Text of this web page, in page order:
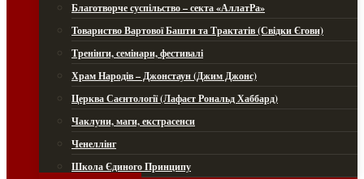
Благотворче суспільство – секта «АллатРа»
Товариство Вартової Башти та Трактатів (Свідки Єгови)
Тренінги, семінари, фестивалі
Храм Народів – Джонстаун (Джим Джонс)
Церква Саєнтології (Лафаєт Рональд Хаббард)
Чаклуни, маги, екстрасенси
Ченеллінг
Школа Єдиного Принципу